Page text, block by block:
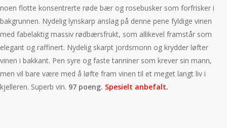
noen flotte konsentrerte røde bær og rosebusker som forfrisker i
bakgrunnen. Nydelig lynskarp anslag på denne pene fyldige vinen
med fabelaktig massiv rødbærsfrukt, som allikevel framstår som
elegant og raffinert. Nydelig skarpt jordsmonn og krydder løfter
vinen i bakkant. Pen syre og faste tanniner som krever sin mann,
men vil bare være med å løfte fram vinen til et meget langt liv i
kjelleren. Superb vin. 97 poeng. Spesielt anbefalt.